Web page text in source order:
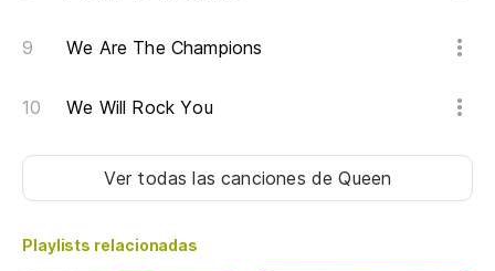
We Are The Champions
We Will Rock You
Ver todas las canciones de Queen
Playlists relacionadas